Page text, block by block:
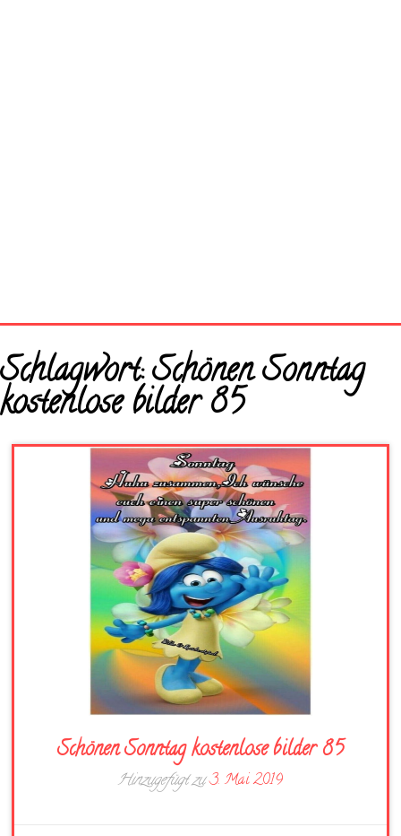
Startseite
Neue Bilder
Schlagwort:Schönen Sonntag
kostenlose bilder 85
Schönen Sonntag kostenlose bilder 85
Hinzugefügt zu3. Mai 2019